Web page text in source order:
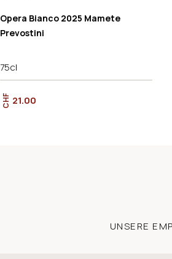
Opera Bianco 2025 Mamete
Prevostini
75cl
CHF 21.00
UNSERE